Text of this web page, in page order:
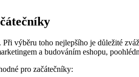
výběru toho nejlepšího je důležité
a budováním eshopu,
pro začátečníky: